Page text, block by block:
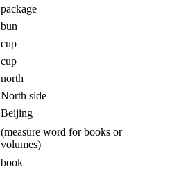
package
bun
cup
cup
north
North side
Beijing
(measure word for books or
volumes)
book